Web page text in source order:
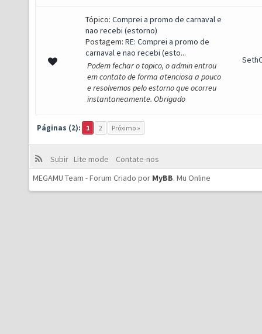
Tópico: Comprei a promo de carnaval e
nao recebi (estorno)
Postagem: RE: Comprei a promo de
carnaval e nao recebi (esto...
Podem fechar o topico, o admin entrou
em contato de forma atenciosa a pouco
e resolvemos pelo estorno que ocorreu
instantaneamente. Obrigado
Páginas (2): 1 2 Próximo »
Subir Lite mode
Contate-nos
MEGAMU Team - Forum Criado por MyBB. Mu Online